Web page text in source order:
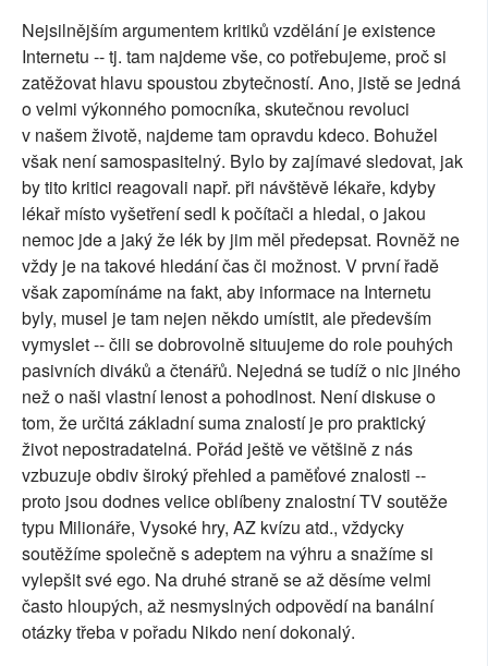
Nejsilnějším argumentem kritiků vzdělání je existence
Internetu -- tj. tam najdeme vše, co potřebujeme, proč si
zatěžovat hlavu spoustou zbytečností. Ano, jistě se jedná
o velmi výkonného pomocníka, skutečnou revoluci
v našem životě, najdeme tam opravdu kdeco. Bohužel
však není samospasitelný. Bylo by zajímavé sledovat, jak
by tito kritici reagovali např. při návštěvě lékaře, kdyby
lékař místo vyšetření sedl k počítači a hledal, o jakou
nemoc jde a jaký že lék by jim měl předepsat. Rovněž ne
vždy je na takové hledání čas či možnost. V první řadě
však zapomínáme na fakt, aby informace na Internetu
byly, musel je tam nejen někdo umístit, ale především
vymyslet -- čili se dobrovolně situujeme do role pouhých
pasivních diváků a čtenářů. Nejedná se tudíž o nic jiného
než o naši vlastní lenost a pohodlnost. Není diskuse o
tom, že určitá základní suma znalostí je pro praktický
život nepostradatelná. Pořád ještě ve většině z nás
vzbuzuje obdiv široký přehled a paměťové znalosti --
proto jsou dodnes velice oblíbeny znalostní TV soutěže
typu Milionáře, Vysoké hry, AZ kvízu atd., vždycky
soutěžíme společně s adeptem na výhru a snažíme si
vylepšit své ego. Na druhé straně se až děsíme velmi
často hloupých, až nesmyslných odpovědí na banální
otázky třeba v pořadu Nikdo není dokonalý.